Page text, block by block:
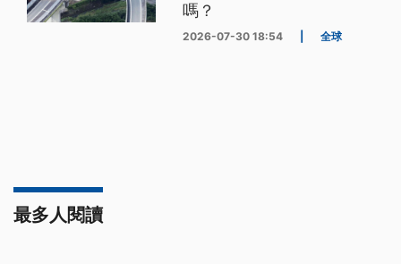
嗎？
2026-07-30 18:54 全球
最多人閱讀